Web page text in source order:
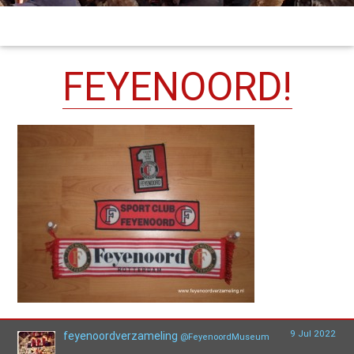
FEYENOORD!
9 Jul 2022
feyenoordverzameling @FeyenoordMuseum